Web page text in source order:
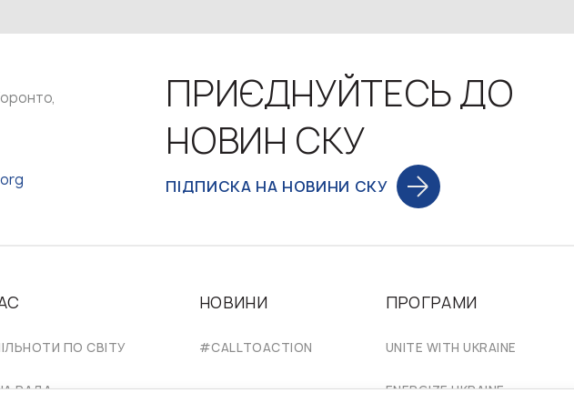
ПРИЄДНУЙТЕСЬ ДО
НОВИН СКУ
ПІДПИСКА НА НОВИНИ СКУ
ПО СВІТУ
РАДА
НОВИНИ
#CALLTOACTION
ПРОГРАМИ
UNITE WITH UKRAINE
ENERGIZE UKRAINE